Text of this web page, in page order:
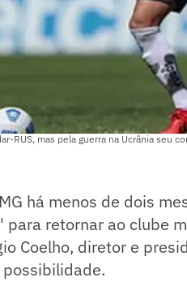
RUS, mas pela guerra na Ucrânia seu
há menos de dois
retornar ao clube
Coelho, diretor e